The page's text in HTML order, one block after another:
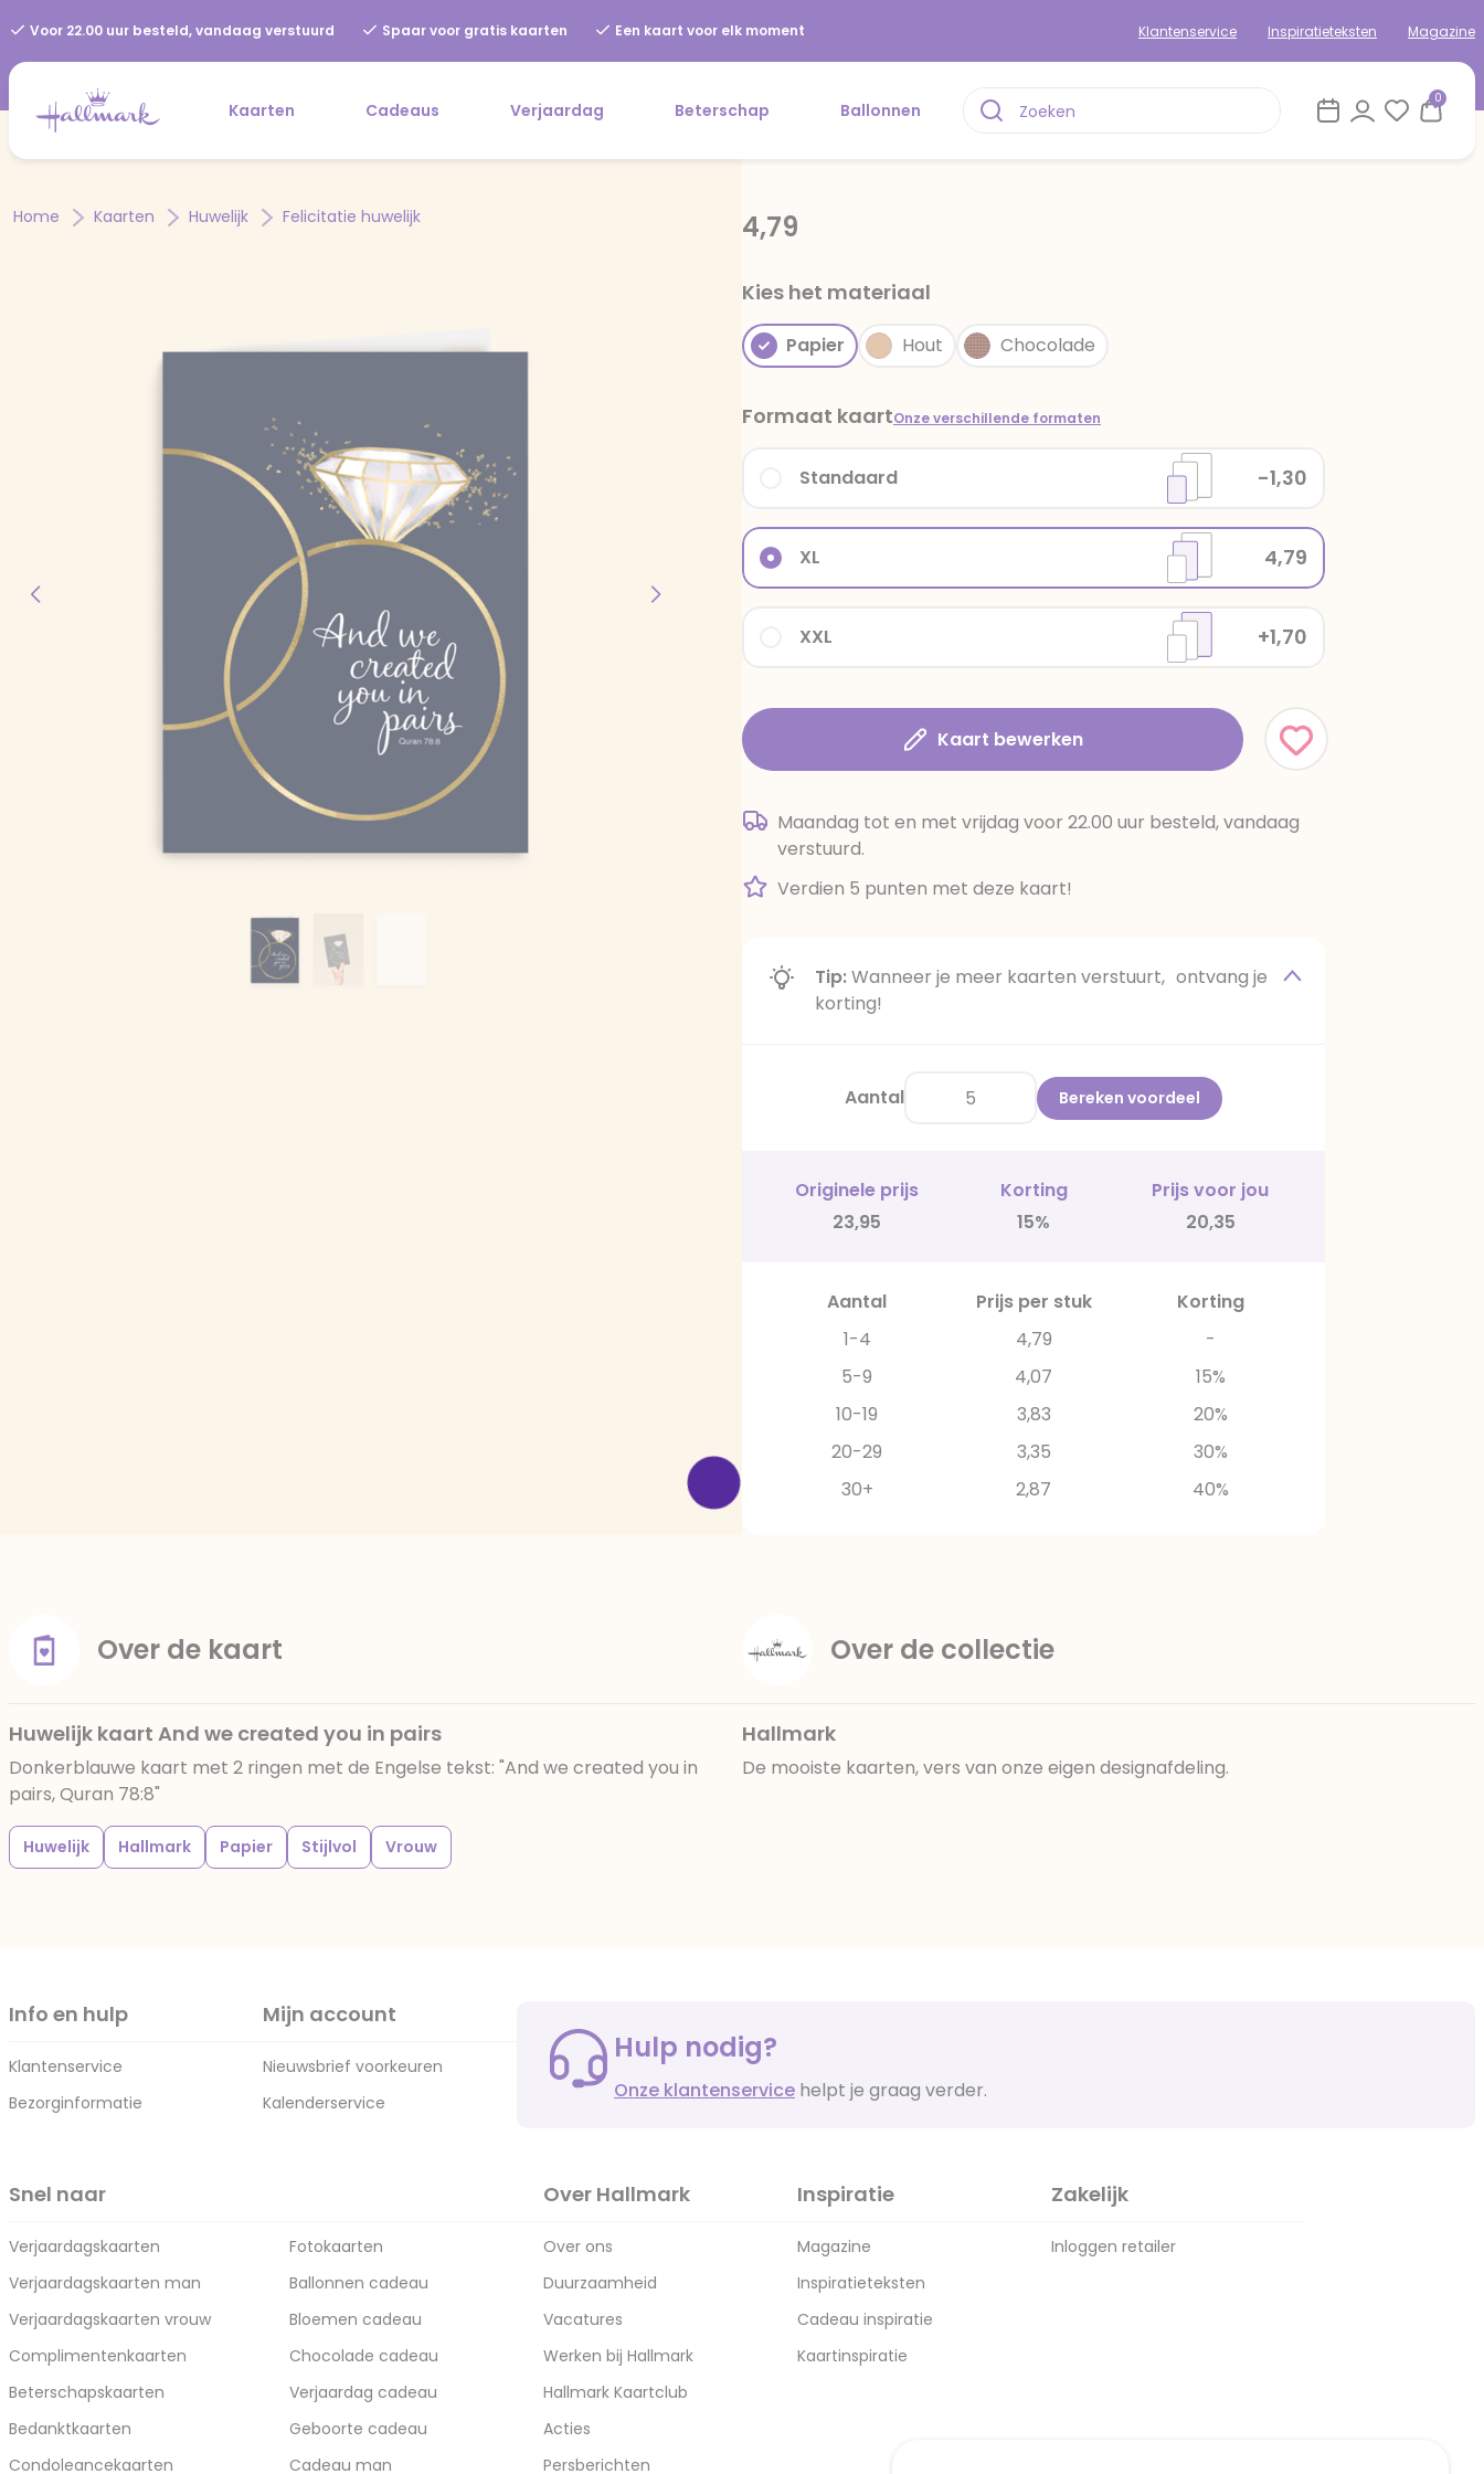
Voor 22.00 uur besteld, vandaag verstuurd Spaar voor gratis kaarten Een kaart voor elk moment Klantenservice Inspiratieteksten Magazine
Kaarten Cadeaus Verjaardag Beterschap Ballonnen
0
Home Kaarten Huwelijk Felicitatie huwelijk 4,79
Kies het materiaal
Papier Hout Chocolade
Formaat kaartOnze verschillende formaten
XXL +1,70
XL 4,79
Standaard -1,30
Kaart bewerken
Maandag tot en met vrijdag voor 22.00 uur besteld, vandaag
verstuurd.
Verdien 5 punten met deze kaart!
Tip:Wanneer je meer kaarten verstuurt, ontvang je
korting!
Aantal Bereken voordeel
Originele prijs Korting
Prijs voor jou
23,95
15% 20,35
Aantal Prijs per stuk
Korting
1-4
4,79
-
5-9
4,07
15%
10-19
3,83
20%
20-29
3,35
30%
30+
2,87 40%
Over de kaart
Huwelijk kaart And we created you in pairs
Donkerblauwe kaart met 2 ringen met de Engelse tekst: "And we created you in
pairs, Quran 78:8"
Huwelijk Hallmark Papier Stijlvol Vrouw
Over de collectie
Hallmark
De mooiste kaarten, vers van onze eigen designafdeling.
Info en hulp
Klantenservice
Bezorginformatie
Mijn account
Nieuwsbrief voorkeuren
Kalenderservice
Hulp nodig?
Onze klantenservice helpt je graag verder.
Snel naar
Verjaardagskaarten
Verjaardagskaarten man
Verjaardagskaarten vrouw
Complimentenkaarten
Beterschapskaarten
Bedanktkaarten
Condoleancekaarten
Fotokaarten
Ballonnen cadeau
Bloemen cadeau
Chocolade cadeau
Verjaardag cadeau
Geboorte cadeau
Cadeau man
Over Hallmark
Over ons
Duurzaamheid
Vacatures
Werken bij Hallmark
Hallmark Kaartclub
Acties
Persberichten
Inspiratie
Magazine
Inspiratieteksten
Cadeau inspiratie
Kaartinspiratie
Zakelijk
Inloggen retailer